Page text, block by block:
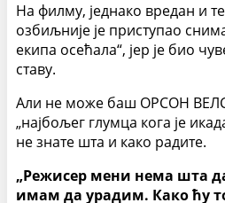
На филму, једнако вредан и
озбиљније је приступао
екипа осећала“, јер је био
ставу.
Али не може баш ОРСОН ВЕЛС
„најбољег глумца кога је
не знате шта и како радите.
„Режисер мени нема шта
имам да урадим. Како ћу